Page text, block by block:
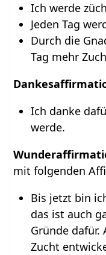
Ich werde
Jeden Tag
Durch die
Tag mehr
Ich danke
werde.
mit folgenden
Bis jetzt bin
das ist auch
Gründe dafür.
Zucht